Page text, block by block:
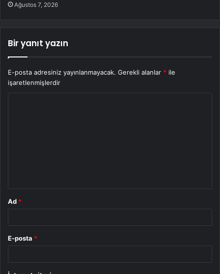
Ağustos 7, 2026
Bir yanıt yazın
E-posta adresiniz yayınlanmayacak. Gerekli alanlar * ile
işaretlenmişlerdir
Ad *
E-posta *